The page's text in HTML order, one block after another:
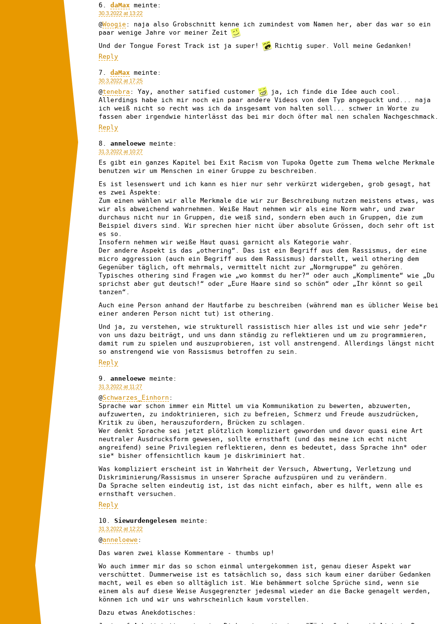
daMax meinte:
30.3.2022 at 13:22
@Woogie : naja also Grobschnitt kenne ich zumindest vom Namen her, aber das war so ein
paar wenige Jahre vor meiner Zeit
Und der Tongue Forest Track ist ja super!
Richtig super. Voll meine Gedanken!
Reply
daMax meinte:
30.3.2022 at 17:25
@tenebra : Yay, another satified customer
ja, ich finde die Idee auch cool.
Allerdings habe ich mir noch ein paar andere Videos von dem Typ angeguckt und... naja
ich weiß nicht so recht was ich da insgesamt von halten soll... schwer in Worte zu
fassen aber irgendwie hinterlässt das bei mir doch öfter mal nen schalen Nachgeschmack.
Reply
anneloewe meinte:
31.3.2022 at 10:27
Es gibt ein ganzes Kapitel bei Exit Racism von Tupoka Ogette zum Thema welche Merkmale
benutzen wir um Menschen in einer Gruppe zu beschreiben.
Es ist lesenswert und ich kann es hier nur sehr verkürzt widergeben, grob gesagt, hat
es zwei Aspekte:
Zum einen wählen wir alle Merkmale die wir zur Beschreibung nutzen meistens etwas, was
wir als abweichend wahrnehmen. Weiße Haut nehmen wir als eine Norm wahr, und zwar
durchaus nicht nur in Gruppen, die weiß sind, sondern eben auch in Gruppen, die zum
Beispiel divers sind. Wir sprechen hier nicht über absolute Grössen, doch sehr oft ist
es so.
Insofern nehmen wir weiße Haut quasi garnicht als Kategorie wahr.
Der andere Aspekt is das „othering“. Das ist ein Begriff aus dem Rassismus, der eine
micro aggression (auch ein Begriff aus dem Rassismus) darstellt, weil othering dem
Gegenüber täglich, oft mehrmals, vermittelt nicht zur „Normgruppe“ zu gehören.
Typisches othering sind Fragen wie „wo kommst du her?“ oder auch „Komplimente“ wie „Du
sprichst aber gut deutsch!“ oder „Eure Haare sind so schön“ oder „Ihr könnt so geil
tanzen“.
Auch eine Person anhand der Hautfarbe zu beschreiben (während man es üblicher Weise bei
einer anderen Person nicht tut) ist othering.
Und ja, zu verstehen, wie strukturell rassistisch hier alles ist und wie sehr jede*r
von uns dazu beiträgt, und uns dann ständig zu reflektieren und um zu programmieren,
damit rum zu spielen und auszuprobieren, ist voll anstrengend. Allerdings längst nicht
so anstrengend wie von Rassismus betroffen zu sein.
Reply
anneloewe meinte:
31.3.2022 at 11:27
@Schwarzes_Einhorn :
Sprache war schon immer ein Mittel um via Kommunikation zu bewerten, abzuwerten,
aufzuwerten, zu indoktrinieren, sich zu befreien, Schmerz und Freude auszudrücken,
Kritik zu üben, herauszufordern, Brücken zu schlagen.
Wer denkt Sprache sei jetzt plötzlich kompliziert geworden und davor quasi eine Art
neutraler Ausdrucksform gewesen, sollte ernsthaft (und das meine ich echt nicht
angreifend) seine Privilegien reflektieren, denn es bedeutet, dass Sprache ihn* oder
sie* bisher offensichtlich kaum je diskriminiert hat.
Was kompliziert erscheint ist in Wahrheit der Versuch, Abwertung, Verletzung und
Diskriminierung/Rassismus in unserer Sprache aufzuspüren und zu verändern.
Da Sprache selten eindeutig ist, ist das nicht einfach, aber es hilft, wenn alle es
ernsthaft versuchen.
Reply
Siewurdengelesen meinte:
31.3.2022 at 12:22
@anneloewe :
Das waren zwei klasse Kommentare - thumbs up!
Wo auch immer mir das so schon einmal untergekommen ist, genau dieser Aspekt war
verschüttet. Dummerweise ist es tatsächlich so, dass sich kaum einer darüber Gedanken
macht, weil es eben so alltäglich ist. Wie behämmert solche Sprüche sind, wenn sie
einem als auf diese Weise Ausgegrenzter jedesmal wieder an die Backe genagelt werden,
können ich und wir uns wahrscheinlich kaum vorstellen.
Dazu etwas Anekdotisches: